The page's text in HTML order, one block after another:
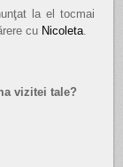
la el tocmai
cu Nicoleta.
vizitei tale?